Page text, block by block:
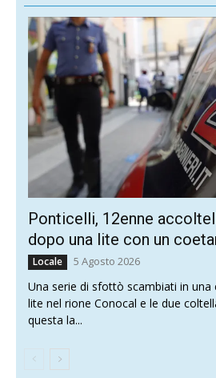
Ponticelli, 12enne
dopo una lite con un
Locale 5 Agosto 2026
Una serie di sfottò scambiati in una
lite nel rione Conocal e le due
questa la...